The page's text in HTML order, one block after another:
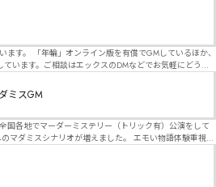
す。 「年輪」オンライン版を有償でGMしているほか、
います。ご相談はエックスのDMなどでお気軽にどう
ミスGM
国各地でマーダーミステリー（トリック有）公演をして
というジャンル名でたくさんあるため、そのようなシナ
本格推理マーダーミステリーを見つけることが難しくな